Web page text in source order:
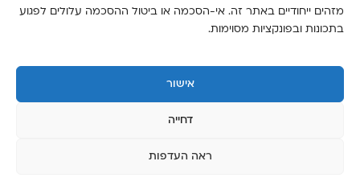
מזהים ייחודיים באתר זה. אי-הסכמה או ביטול ההסכמה עלולים לפגוע
בתכונות ובפונקציות מסוימות.
אישור
דחייה
ראה העדפות
יום